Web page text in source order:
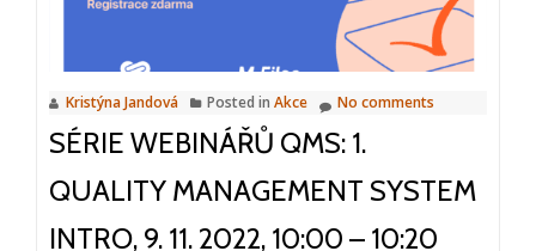
řízené
dokumentace,
16.
11.
–
10:20
Kristýna Jandová Posted in Akce No comments
SÉRIE WEBINÁŘŮ QMS: 1.
QUALITY MANAGEMENT SYSTEM
INTRO, 9. 11. 2022, 10:00 – 10:20